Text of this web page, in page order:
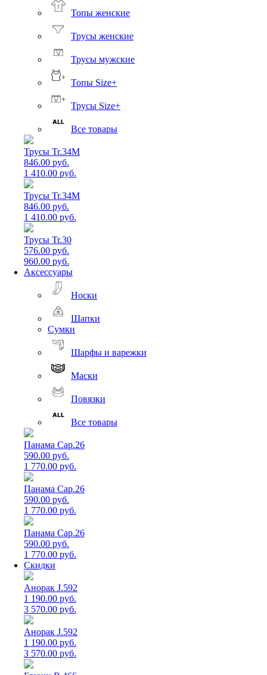
Топы женские
Трусы женские
Трусы мужские
Топы Size+
Трусы Size+
Все товары
Трусы Tr.34M
846.00 руб.
1 410.00 руб.
Трусы Tr.34M
846.00 руб.
1 410.00 руб.
Трусы Tr.30
576.00 руб.
960.00 руб.
Аксессуары
Носки
Шапки
Сумки
Шарфы и варежки
Маски
Повязки
Все товары
Панама Cap.26
590.00 руб.
1 770.00 руб.
Панама Cap.26
590.00 руб.
1 770.00 руб.
Панама Cap.26
590.00 руб.
1 770.00 руб.
Скидки
Анорак J.592
1 190.00 руб.
3 570.00 руб.
Анорак J.592
1 190.00 руб.
3 570.00 руб.